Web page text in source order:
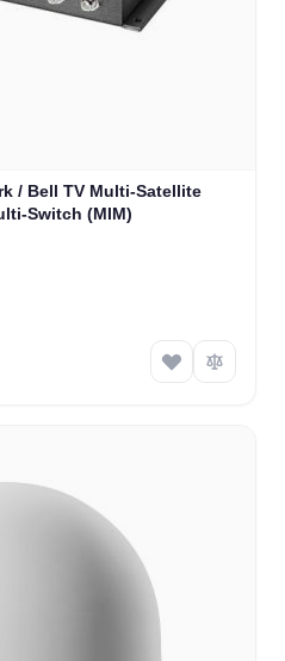
/ Bell TV Multi-Satellite
Switch (MIM)